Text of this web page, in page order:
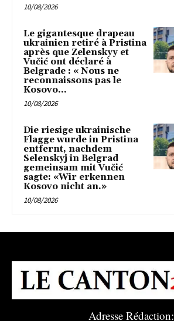
10/08/2026
Le gigantesque drapeau
ukrainien retiré à Pristina
après que Zelenskyy et
Vučić ont déclaré à
Belgrade : « Nous ne
reconnaissons pas le
Kosovo...
10/08/2026
Die riesige ukrainische
Flagge wurde in Pristina
entfernt, nachdem
Selenskyj in Belgrad
gemeinsam mit Vučić
sagte: «Wir erkennen
Kosovo nicht an.»
10/08/2026
Adresse Rédaction: